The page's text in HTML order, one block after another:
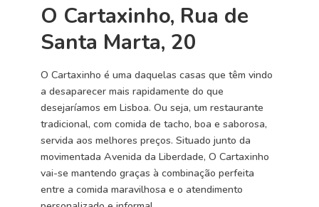
O Cartaxinho, Rua de
Santa Marta, 20
O Cartaxinho é uma daquelas casas que têm vindo
a desaparecer mais rapidamente do que
desejaríamos em Lisboa. Ou seja, um restaurante
tradicional, com comida de tacho, boa e saborosa,
servida aos melhores preços. Situado junto da
movimentada Avenida da Liberdade, O Cartaxinho
vai-se mantendo graças à combinação perfeita
entre a comida maravilhosa e o atendimento